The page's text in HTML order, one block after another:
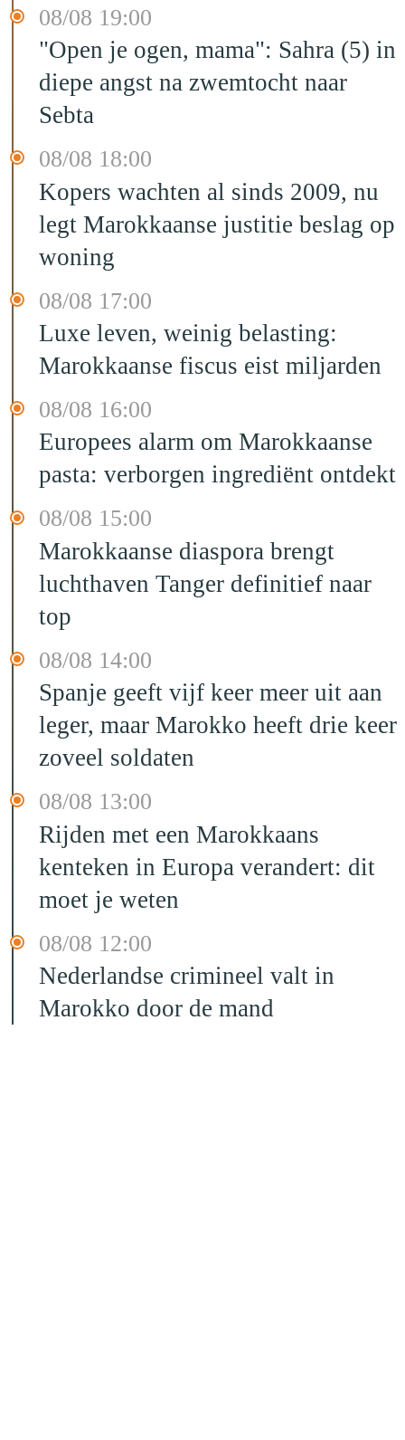
08/08 19:00
"Open je ogen, mama": Sahra (5) in
diepe angst na zwemtocht naar
Sebta
08/08 18:00
Kopers wachten al sinds 2009, nu
legt Marokkaanse justitie beslag op
woning
08/08 17:00
Luxe leven, weinig belasting:
Marokkaanse fiscus eist miljarden
08/08 16:00
Europees alarm om Marokkaanse
pasta: verborgen ingrediënt ontdekt
08/08 15:00
Marokkaanse diaspora brengt
luchthaven Tanger definitief naar
top
08/08 14:00
Spanje geeft vijf keer meer uit aan
leger, maar Marokko heeft drie keer
zoveel soldaten
08/08 13:00
Rijden met een Marokkaans
kenteken in Europa verandert: dit
moet je weten
08/08 12:00
Nederlandse crimineel valt in
Marokko door de mand